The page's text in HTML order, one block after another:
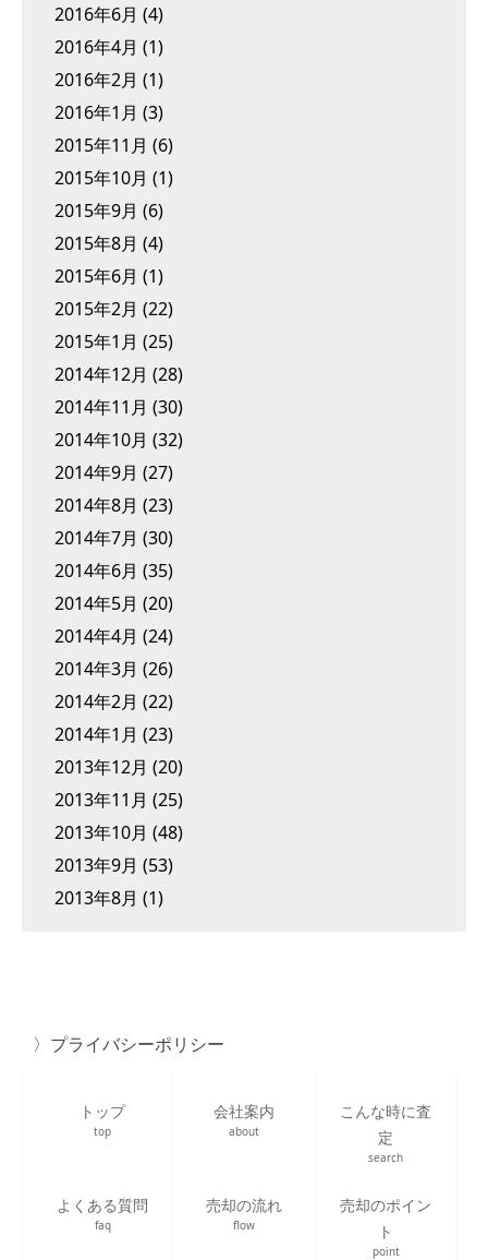
2016年6月 (4)
2016年4月 (1)
2016年2月 (1)
2016年1月 (3)
2015年11月 (6)
2015年10月 (1)
2015年9月 (6)
2015年8月 (4)
2015年6月 (1)
2015年2月 (22)
2015年1月 (25)
2014年12月 (28)
2014年11月 (30)
2014年10月 (32)
2014年9月 (27)
2014年8月 (23)
2014年7月 (30)
2014年6月 (35)
2014年5月 (20)
2014年4月 (24)
2014年3月 (26)
2014年2月 (22)
2014年1月 (23)
2013年12月 (20)
2013年11月 (25)
2013年10月 (48)
2013年9月 (53)
2013年8月 (1)
プライバシーポリシー
トップ
top
会社案内
about
こんな時に査
定
search
よくある質問
faq
売却の流れ
flow
売却のポイン
ト
point